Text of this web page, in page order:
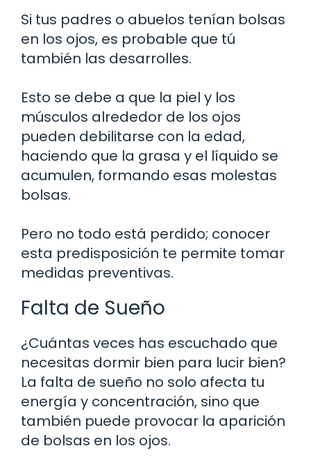
Si tus padres o abuelos tenían bolsas
en los ojos, es probable que tú
también las desarrolles.
Esto se debe a que la piel y los
músculos alrededor de los ojos
pueden debilitarse con la edad,
haciendo que la grasa y el líquido se
acumulen, formando esas molestas
bolsas.
Pero no todo está perdido; conocer
esta predisposición te permite tomar
medidas preventivas.
Falta de Sueño
¿Cuántas veces has escuchado que
necesitas dormir bien para lucir bien?
La falta de sueño no solo afecta tu
energía y concentración, sino que
también puede provocar la aparición
de bolsas en los ojos.